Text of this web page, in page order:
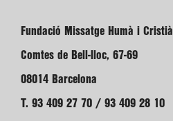
Fundació Missatge Humà i Cristià
Comtes de Bell-lloc, 67-69
08014 Barcelona
T. 93 409 27 70 / 93 409 28 10